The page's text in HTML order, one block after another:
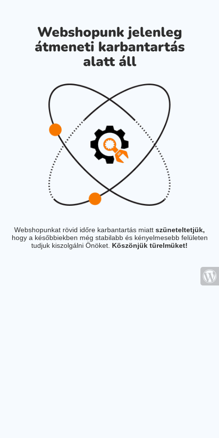
Webshopunk jelenleg
átmeneti karbantartás
alatt áll
Webshopunkat rövid időre karbantartás miatt szüneteltetjük,
hogy a későbbiekben még stabilabb és kényelmesebb felületen
tudjuk kiszolgálni Önöket. Köszönjük türelmüket!